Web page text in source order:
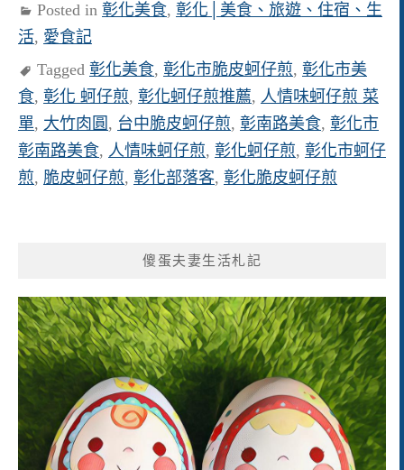
Posted in 彰化美食, 彰化│美食、旅遊、住宿、生
活, 愛食記
Tagged 彰化美食, 彰化市脆皮蚵仔煎, 彰化市美
食, 彰化 蚵仔煎, 彰化蚵仔煎推薦, 人情味蚵仔煎 菜
單, 大竹肉圓 , 台中脆皮蚵仔煎, 彰南路美食, 彰化市
彰南路美食, 人情味蚵仔煎, 彰化蚵仔煎, 彰化市蚵仔
煎, 脆皮蚵仔煎, 彰化部落客, 彰化脆皮蚵仔煎
傻蛋夫妻生活札記